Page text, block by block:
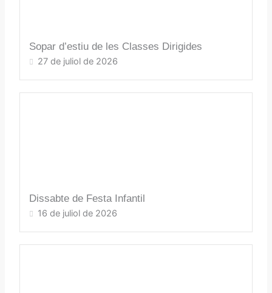
Sopar d’estiu de les Classes Dirigides
27 de juliol de 2026
Dissabte de Festa Infantil
16 de juliol de 2026